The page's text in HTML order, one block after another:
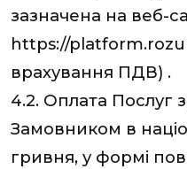
зазначена на веб-
https://
врахування ПДВ) .
4.2. Оплата Послуг
Замовником в
гривня, у формі